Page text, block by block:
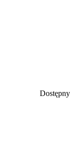
Dostępny